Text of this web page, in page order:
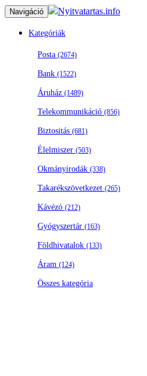
Navigáció Nyitvatartas.info
Kategóriák
Posta (2674)
Bank (1522)
Áruház (1489)
Telekommunikáció (856)
Biztositás (681)
Élelmiszer (503)
Okmányirodák (338)
Takarékszövetkezet (265)
Kávézó (212)
Gyógyszertár (163)
Földhivatalok (133)
Áram (124)
Összes kategória